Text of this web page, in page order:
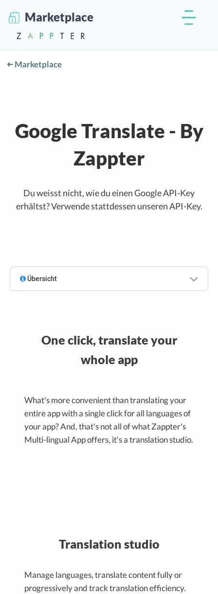
Marketplace
Marketplace
Google Translate - By
Zappter
Du weisst nicht, wie du einen Google API-Key
erhältst? Verwende stattdessen unseren API-Key.
Übersicht
One click, translate your
whole app
What's more convenient than translating your
entire app with a single click for all languages of
your app? And, that's not all of what Zappter's
Multi-lingual App offers, it's a translation studio.
Translation studio
Manage languages, translate content fully or
progressively and track translation efficiency.